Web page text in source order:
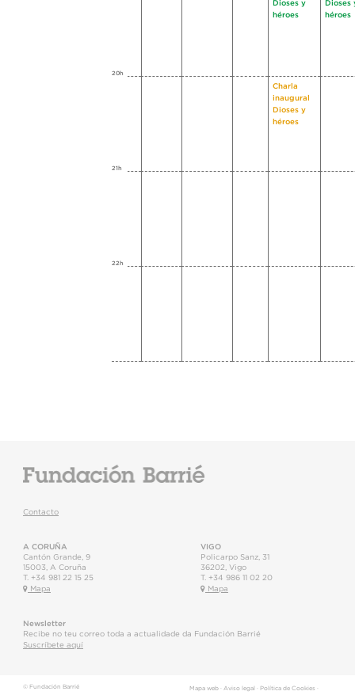
Dioses y
héroes
Dioses
héroes
20h
Charla
inaugural
Dioses y
héroes
21h
22h
Contacto
A CORUÑA
Cantón Grande, 9
15003
A Coruña
T. +34 981 22 15 25
Mapa
VIGO
Policarpo Sanz, 31
36202 Vigo
T. +34 986 11 02 20
Mapa
Newsletter
Recibe no teu correo toda a actualidade da Fundación Barrié
Suscríbete aquí
© Fundación Barrié Mapa web· Aviso legal · Política de Cookies ·